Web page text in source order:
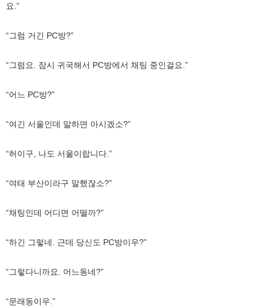
요.”
“그럼 거긴 PC방?”
“그럼요. 잠시 귀국해서 PC방에서 채팅 중인걸요.”
“어느 PC방?”
“여긴 서울인데 말하면 아시겠소?”
“허이구, 나도 서울이랍니다.”
“여태 부산이라구 말했잖소?”
“채팅인데 어디면 어떨까?”
“하긴 그렇네. 근데 당신도 PC방이우?”
“그렇다니까요. 어느동네?”
“문래동이우.”